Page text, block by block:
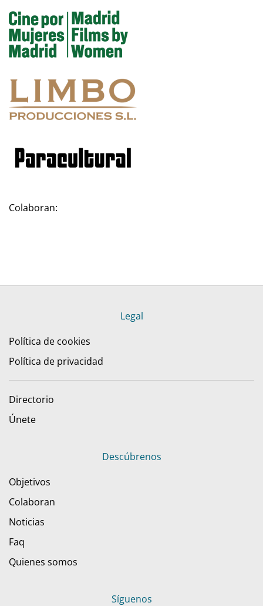
Colaboran:
Legal
Política de cookies
Política de privacidad
Directorio
Únete
Descúbrenos
Objetivos
Colaboran
Noticias
Faq
Quienes somos
Síguenos